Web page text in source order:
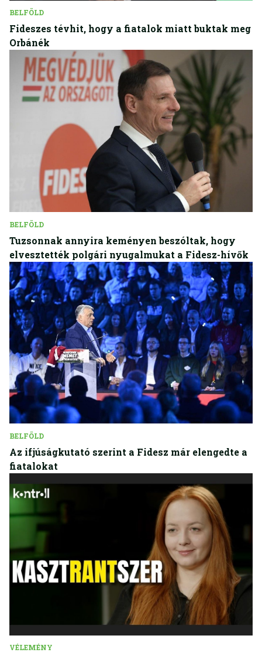
BELFÖLD
Fideszes tévhit, hogy a fiatalok miatt buktak meg
Orbánék
BELFÖLD
Tuzsonnak annyira keményen beszóltak, hogy
elvesztették polgári nyugalmukat a Fidesz-hívők
BELFÖLD
Az ifjúságkutató szerint a Fidesz már elengedte a
fiatalokat
VÉLEMÉNY